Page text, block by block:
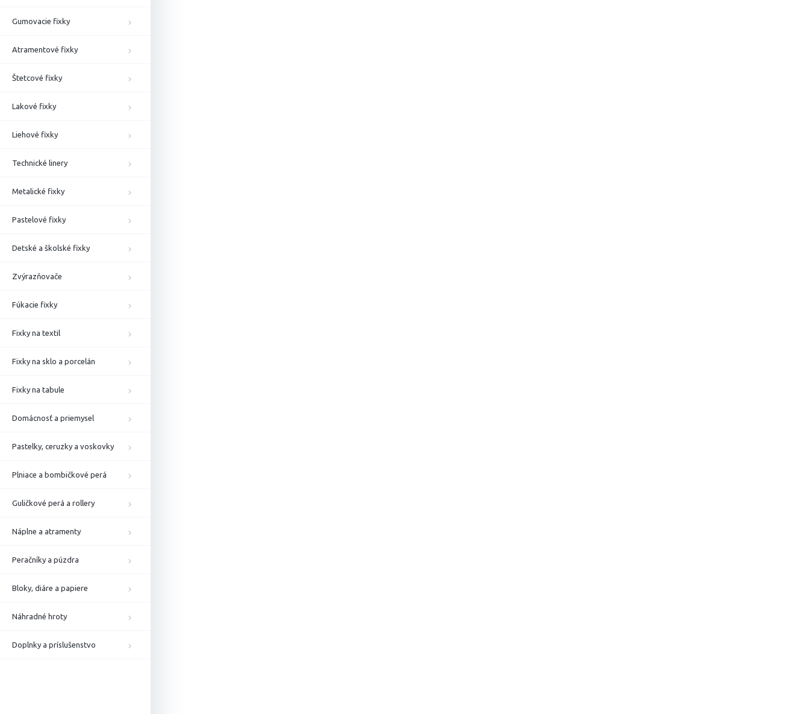
Gumovacie fixky
Atramentové fixky
Štetcové fixky
Lakové fixky
Liehové fixky
Technické linery
Metalické fixky
Pastelové fixky
Detské a školské fixky
Zvýrazňovače
Fúkacie fixky
Fixky na textil
Fixky na sklo a porcelán
Fixky na tabule
Domácnosť a priemysel
Pastelky, ceruzky a voskovky
Plniace a bombičkové perá
Guličkové perá a rollery
Náplne a atramenty
Peračníky a púzdra
Bloky, diáre a papiere
Náhradné hroty
Doplnky a príslušenstvo